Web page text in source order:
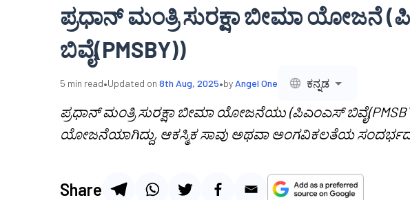
ಪ್ರಧಾನ್ ಮಂತ್ರಿ ಸುರಕ್ಷಾ ಬೀಮಾ ಯೋಜನೆ
ಬಿವೈ(PMSBY))
5 min read•Updated on 8th Aug, 2025•by Angel One ಕನ್ನಡ
ಪ್ರಧಾನ್ ಮಂತ್ರಿ ಸುರಕ್ಷಾ ಬೀಮಾ ಯೋಜನೆಯು (ಪಿಎಂಎಸ್
ಯೋಜನೆಯಾಗಿದ್ದು, ಆಕಸ್ಮಿಕ ಸಾವು ಅಥವಾ ಅಂಗವಿಕಲತೆಯ
Share